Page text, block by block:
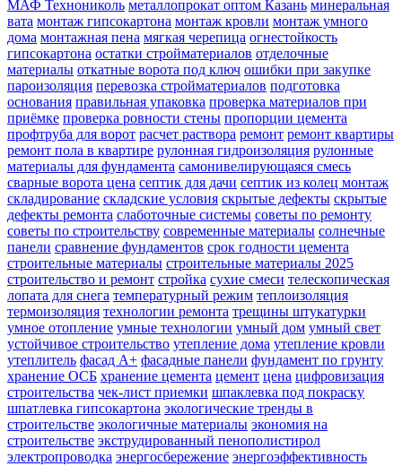
МАФ Технониколь металлопрокат оптом Казань минеральная
вата монтаж гипсокартона монтаж кровли монтаж умного
дома монтажная пена мягкая черепица огнестойкость
гипсокартона остатки стройматериалов отделочные
материалы откатные ворота под ключ ошибки при закупке
пароизоляция перевозка стройматериалов подготовка
основания правильная упаковка проверка материалов при
приёмке проверка ровности стены пропорции цемента
профтруба для ворот расчет раствора ремонт ремонт квартиры
ремонт пола в квартире рулонная гидроизоляция рулонные
материалы для фундамента самонивелирующаяся смесь
сварные ворота цена септик для дачи септик из колец монтаж
складирование складские условия скрытые дефекты скрытые
дефекты ремонта слаботочные системы советы по ремонту
советы по строительству современные материалы солнечные
панели сравнение фундаментов срок годности цемента
строительные материалы строительные материалы 2025
строительство и ремонт стройка сухие смеси телескопическая
лопата для снега температурный режим теплоизоляция
термоизоляция технологии ремонта трещины штукатурки
умное отопление умные технологии умный дом умный свет
устойчивое строительство утепление дома утепление кровли
утеплитель фасад А+ фасадные панели фундамент по грунту
хранение ОСБ хранение цемента цемент цена цифровизация
строительства чек-лист приемки шпаклевка под покраску
шпатлевка гипсокартона экологические тренды в
строительстве экологичные материалы экономия на
строительстве экструдированный пенополистирол
электропроводка энергосбережение энергоэффективность